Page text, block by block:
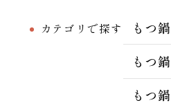
カテゴリで探す
もつ
もつ
もつ